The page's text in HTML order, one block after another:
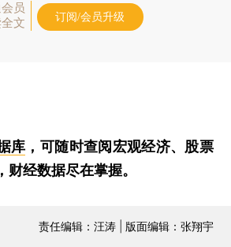
员
文
订阅/会员升级
库 ，可随时查阅宏观经济、股票
经数据尽在掌握。
责任编辑：汪涛 | 版面编辑：张翔宇